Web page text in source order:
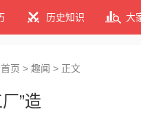
历史知识 大
首页 > 趣闻 > 正文
”造